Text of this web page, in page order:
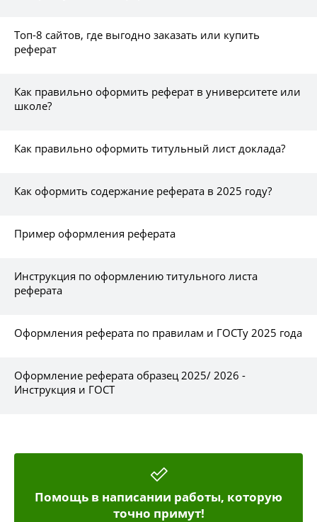
Топ-8 сайтов, где выгодно заказать или купить
реферат
Как правильно оформить реферат в университете или
школе?
Как правильно оформить титульный лист доклада?
Как оформить содержание реферата в 2025 году?
Пример оформления реферата
Инструкция по оформлению титульного листа
реферата
Оформления реферата по правилам и ГОСТу 2025 года
Оформление реферата образец 2025/ 2026 -
Инструкция и ГОСТ
Помощь в написании работы, которую
точно примут!